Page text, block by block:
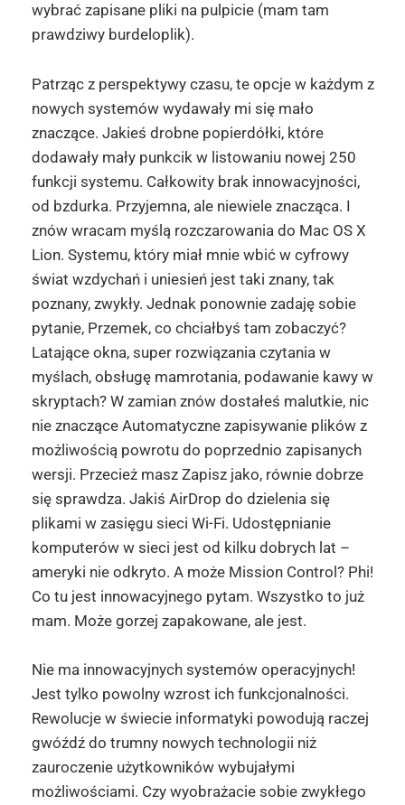
wybrać zapisane pliki na pulpicie (mam tam
prawdziwy burdeloplik).
Patrząc z perspektywy czasu, te opcje w każdym z
nowych systemów wydawały mi się mało
znaczące. Jakieś drobne popierdółki, które
dodawały mały punkcik w listowaniu nowej 250
funkcji systemu. Całkowity brak innowacyjności,
od bzdurka. Przyjemna, ale niewiele znacząca. I
znów wracam myślą rozczarowania do Mac OS X
Lion. Systemu, który miał mnie wbić w cyfrowy
świat wzdychań i uniesień jest taki znany, tak
poznany, zwykły. Jednak ponownie zadaję sobie
pytanie, Przemek, co chciałbyś tam zobaczyć?
Latające okna, super rozwiązania czytania w
myślach, obsługę mamrotania, podawanie kawy w
skryptach? W zamian znów dostałeś malutkie, nic
nie znaczące Automatyczne zapisywanie plików z
możliwością powrotu do poprzednio zapisanych
wersji. Przecież masz Zapisz jako, równie dobrze
się sprawdza. Jakiś AirDrop do dzielenia się
plikami w zasięgu sieci Wi-Fi. Udostępnianie
komputerów w sieci jest od kilku dobrych lat –
ameryki nie odkryto. A może Mission Control? Phi!
Co tu jest innowacyjnego pytam. Wszystko to już
mam. Może gorzej zapakowane, ale jest.
Nie ma innowacyjnych systemów operacyjnych!
Jest tylko powolny wzrost ich funkcjonalności.
Rewolucje w świecie informatyki powodują raczej
gwóźdź do trumny nowych technologii niż
zauroczenie użytkowników wybujałymi
możliwościami. Czy wyobrażacie sobie zwykłego